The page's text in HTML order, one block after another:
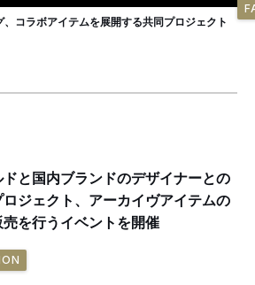
コラボアイテムを展開する共同プロジェクト
ドと国内ブランドのデザイナーとの
ロジェクト、アーカイヴアイテムの
売を行うイベントを開催